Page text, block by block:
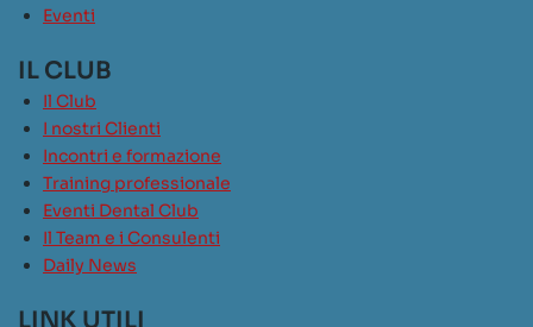
Eventi
IL CLUB
Il Club
I nostri Clienti
Incontri e formazione
Training professionale
Eventi Dental Club
Il Team e i Consulenti
Daily News
LINK UTILI